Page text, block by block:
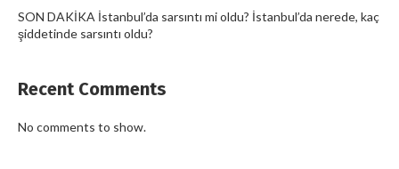
SON DAKİKA İstanbul’da sarsıntı mi oldu? İstanbul’da nerede, kaç
şiddetinde sarsıntı oldu?
Recent Comments
No comments to show.